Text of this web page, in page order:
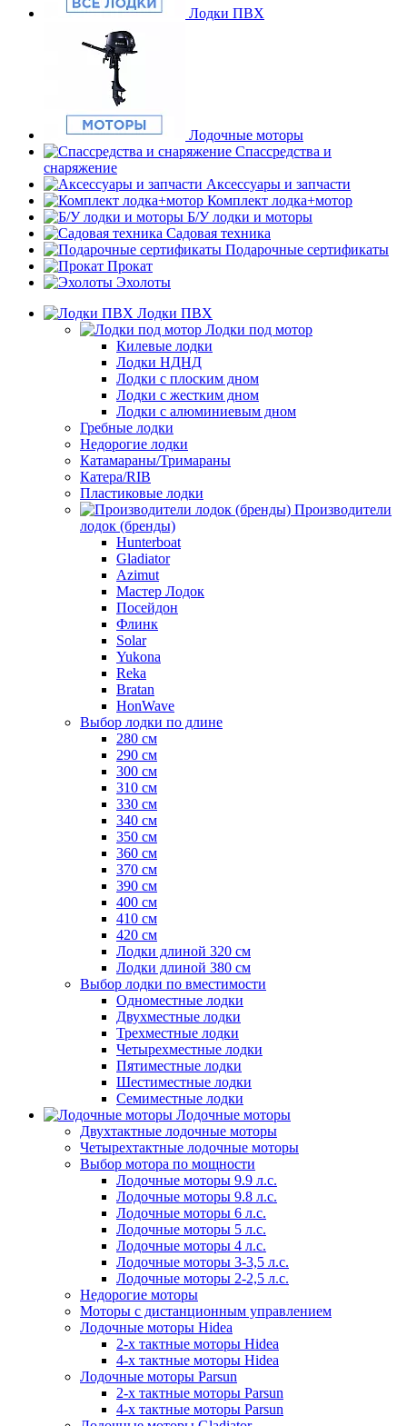
Лодки ПВХ
Лодочные моторы
Спассредства и
снаряжение
Аксессуары и запчасти
Комплект лодка+мотор
Б/У лодки и моторы
Садовая техника
Подарочные сертификаты
Прокат
Эхолоты
Лодки ПВХ
Лодки под мотор
Килевые лодки
Лодки НДНД
Лодки с плоским дном
Лодки с жестким дном
Лодки с алюминиевым дном
Гребные лодки
Недорогие лодки
Катамараны/Тримараны
Катера/RIB
Пластиковые лодки
Производители
лодок (бренды)
Hunterboat
Gladiator
Azimut
Мастер Лодок
Посейдон
Флинк
Solar
Yukona
Reka
Bratan
HonWave
Выбор лодки по длине
280 см
290 см
300 см
310 см
330 см
340 см
350 см
360 см
370 см
390 см
400 см
410 см
420 см
Лодки длиной 320 см
Лодки длиной 380 см
Выбор лодки по вместимости
Одноместные лодки
Двухместные лодки
Трехместные лодки
Четырехместные лодки
Пятиместные лодки
Шестиместные лодки
Семиместные лодки
Лодочные моторы
Двухтактные лодочные моторы
Четырехтактные лодочные моторы
Выбор мотора по мощности
Лодочные моторы 9.9 л.с.
Лодочные моторы 9.8 л.с.
Лодочные моторы 6 л.с.
Лодочные моторы 5 л.с.
Лодочные моторы 4 л.с.
Лодочные моторы 3-3,5 л.с.
Лодочные моторы 2-2,5 л.с.
Недорогие моторы
Моторы с дистанционным управлением
Лодочные моторы Hidea
2-х тактные моторы Hidea
4-х тактные моторы Hidea
Лодочные моторы Parsun
2-х тактные моторы Parsun
4-х тактные моторы Parsun